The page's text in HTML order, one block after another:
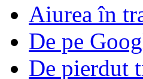
Aiurea în
De pe
De pierdut